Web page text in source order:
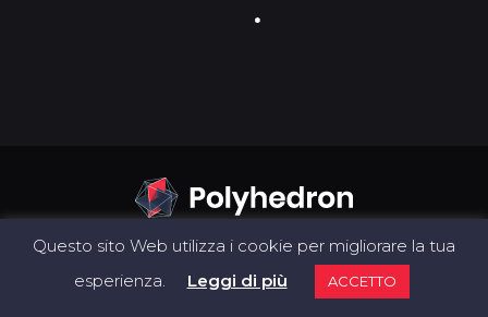
Questo sito Web utilizza i cookie per migliorare la tua
esperienza.
Leggi di più ACCETTO